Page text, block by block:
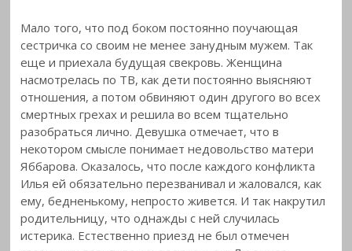
Мало того, что под боком постоянно поучающая
сестричка со своим не менее занудным мужем. Так
еще и приехала будущая свекровь. Женщина
насмотрелась по ТВ, как дети постоянно выясняют
отношения, а потом обвиняют один другого во всех
смертных грехах и решила во всем тщательно
разобраться лично. Девушка отмечает, что в
некотором смысле понимает недовольство матери
Яббарова. Оказалось, что после каждого конфликта
Илья ей обязательно перезванивал и жаловался, как
ему, бедненькому, непросто живется. И так накрутил
родительницу, что однажды с ней случилась
истерика. Естественно приезд не был отмечен